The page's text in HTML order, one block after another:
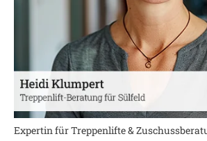
Expertin für Treppenlifte &